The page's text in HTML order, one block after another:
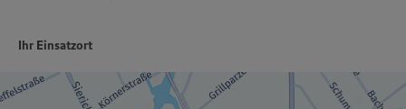
Ihr Einsatzort